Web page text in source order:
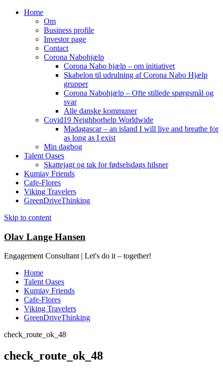
Home
Om
Business profile
Investor page
Contact
Corona Nabohjælp
Corona Nabo hjælp – om initiativet
Skabelon til udrulning af Corona Nabo Hjælp
grupper
Corona Nabohjælp – Ofte stillede spørgsmål og
svar
Alle danske kommuner
Covid19 Neighborhelp Worldwide
Madagascar – an island I will live and breathe for
as long as I exist
Min dagbog
Talent Oases
Skattejagt og tak for fødselsdags hilsner
Kumiay Friends
Cafe-Flores
Viking Travelers
GreenDriveThinking
Skip to content
Olav Lange Hansen
Engagement Consultant | Let's do it – together!
Home
Talent Oases
Kumiay Friends
Cafe-Flores
Viking Travelers
GreenDriveThinking
check_route_ok_48
check_route_ok_48